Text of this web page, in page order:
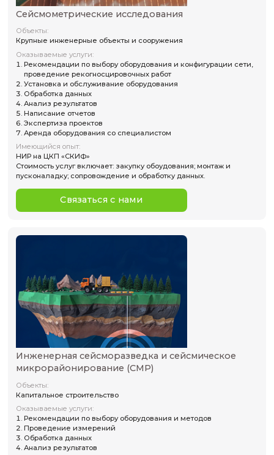
Стоимость услуг включает: закупку обоудования;
пусконаладку; сопровождение и обработку данных.
Связаться с нами
Крупные инженерные объекты и сооружения
Оказываемые услуги:
Рекомендации по выбору оборудования и
проведение рекогносцировочных работ
Установка и обслуживание оборудования
Обработка данных
Анализ результатов
Написание отчетов
Экспертиза проектов
Аренда оборудования со специалистом
Имеющийся опыт:
НИР на ЦКП «СКИФ»
Стоимость услуг включает: закупку обоудования;
пусконаладку; сопровождение и обработку данных.